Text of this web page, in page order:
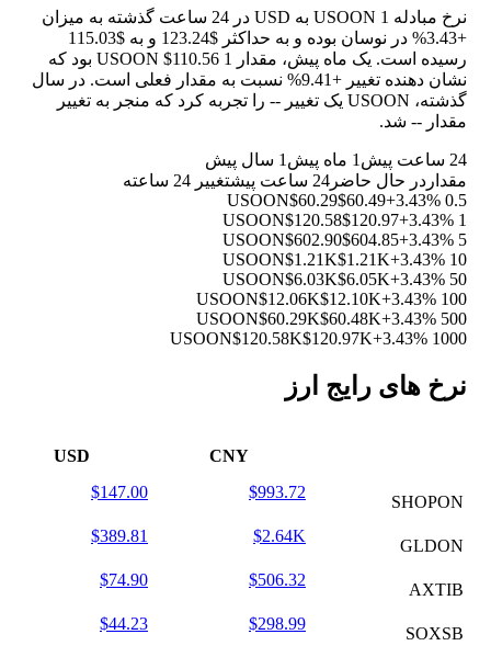
نرخ مبادله 1 USOON به USD در 24 ساعت گذشته به میزان
+3.43%
در نوسان بوده و به حداکثر $123.24 و به $115.03
رسیده است. یک ماه پیش، مقدار 1 USOON $110.56 بود که
نشان دهنده تغییر +9.41%
نسبت به مقدار فعلی است. در سال
گذشته، USOON یک تغییر
-- را تجربه کرد که منجر به تغییر
مقدار -- شد.
24 ساعت پیش 1 ماه پیش
1 سال پیش
مقدار در حال حاضر 24 ساعت پیش
تغییر 24 ساعته
0.5 USOON
$60.29$60.49+3.43%
1 USOON
$120.58$120.97+3.43%
5 USOON
$602.90$604.85+3.43%
10 USOON
$1.21K$1.21K+3.43%
50 USOON
$6.03K$6.05K+3.43%
100 USOON
$12.06K$12.10K+3.43%
500 USOON
$60.29K$60.48K+3.43%
1000 USOON
$120.58K$120.97K+3.43%
نرخ های رایج ارز
CNY
USD
SHOPON
$993.72
$147.00
GLDON
$2.64K
$389.81
AXTIB
$506.32
$74.90
SOXSB
$298.99
$44.23